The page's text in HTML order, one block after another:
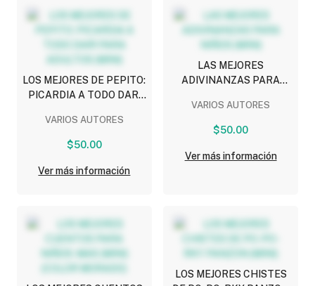
LOS MEJORES DE PEPITO:
PICARDIA A TODO DAR!
VARIOS AUTORES
$50.00
Ver más información
LAS MEJORES
ADIVINANZAS PARA
VARIOS AUTORES
$50.00
Ver más información
LOS MEJORES CHISTES